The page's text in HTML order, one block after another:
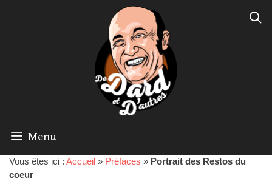
Menu
Vous êtes ici : Accueil » Préfaces » Portrait des Restos du
coeur